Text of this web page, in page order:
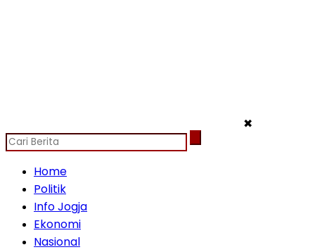
✖
Home
Politik
Info Jogja
Ekonomi
Nasional